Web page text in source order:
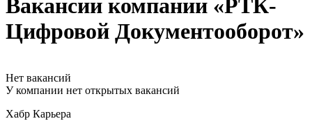
Вакансии компании «РТК-
Цифровой Документооборот»
Нет вакансий
У компании нет открытых вакансий
Хабр Карьера